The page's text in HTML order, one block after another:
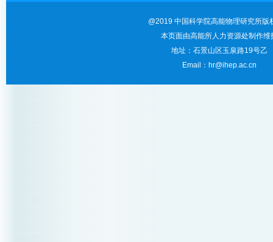
@2019 中国科学院高能物理研究所版
本页面由高能所人力资源处制作维
地址：石景山区玉泉路19号乙
Email：hr@ihep.ac.cn